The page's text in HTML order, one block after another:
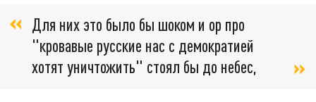
Для них это было бы шоком и ор про
"кровавые русские нас с демократией
хотят уничтожить" стоял бы до небес,